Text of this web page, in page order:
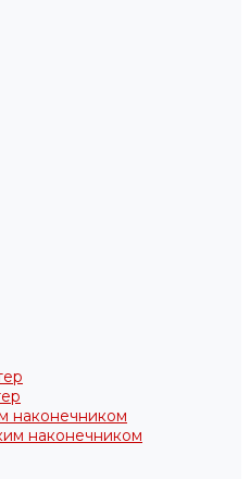
наконечником
наконечником